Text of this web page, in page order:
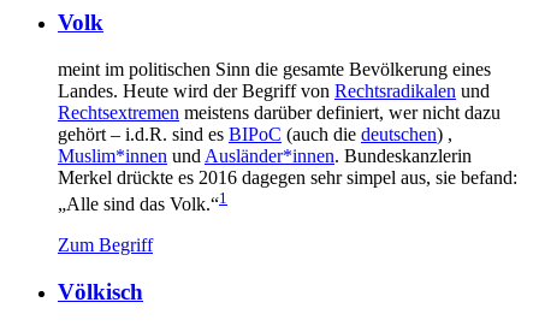
Volk
meint im politischen Sinn die gesamte Bevölkerung eines
Landes. Heute wird der Begriff von Rechtsradikalen und
Rechtsextremen meistens darüber definiert, wer nicht dazu
gehört – i.d.R. sind es BIPoC (auch die deutschen) ,
Muslim*innen und Ausländer*innen. Bundeskanzlerin
Merkel drückte es 2016 dagegen sehr simpel aus, sie befand:
„Alle sind das Volk.“1
Zum Begriff
Völkisch